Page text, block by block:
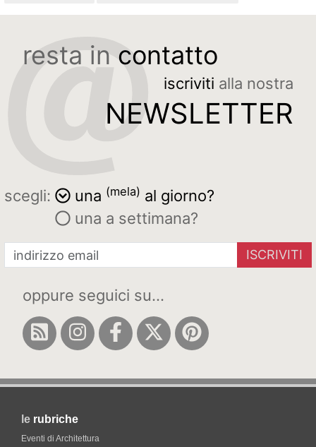
resta in contatto
iscriviti alla nostra
NEWSLETTER
scegli: una (mela) al giorno?
una a settimana?
ISCRIVITI
oppure seguici su...
le rubriche
Eventi di Architettura